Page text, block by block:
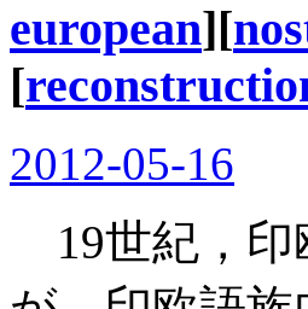
european][
[
2012-05-16
19世紀，印